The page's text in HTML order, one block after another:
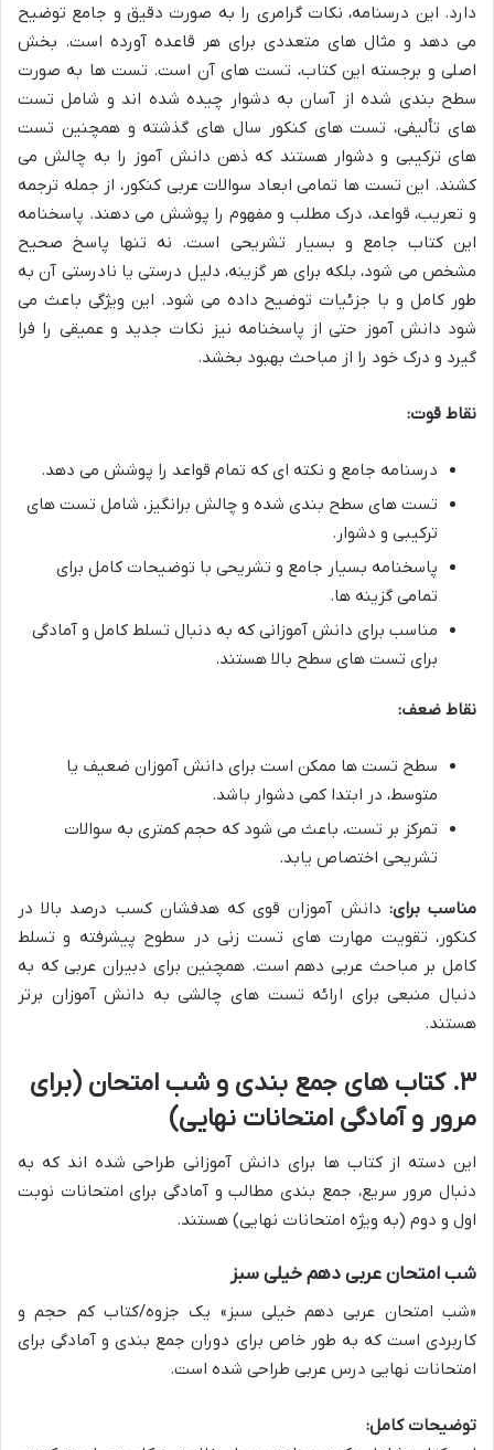
دارد. این درسنامه، نکات گرامری را به صورت دقیق و جامع توضیح
می دهد و مثال های متعددی برای هر قاعده آورده است. بخش
اصلی و برجسته این کتاب، تست های آن است. تست ها به صورت
سطح بندی شده از آسان به دشوار چیده شده اند و شامل تست
های تألیفی، تست های کنکور سال های گذشته و همچنین تست
های ترکیبی و دشوار هستند که ذهن دانش آموز را به چالش می
کشند. این تست ها تمامی ابعاد سوالات عربی کنکور، از جمله ترجمه
و تعریب، قواعد، درک مطلب و مفهوم را پوشش می دهند. پاسخنامه
این کتاب جامع و بسیار تشریحی است. نه تنها پاسخ صحیح
مشخص می شود، بلکه برای هر گزینه، دلیل درستی یا نادرستی آن به
طور کامل و با جزئیات توضیح داده می شود. این ویژگی باعث می
شود دانش آموز حتی از پاسخنامه نیز نکات جدید و عمیقی را فرا
گیرد و درک خود را از مباحث بهبود بخشد.
نقاط قوت:
درسنامه جامع و نکته ای که تمام قواعد را پوشش می دهد.
تست های سطح بندی شده و چالش برانگیز، شامل تست های
ترکیبی و دشوار.
پاسخنامه بسیار جامع و تشریحی با توضیحات کامل برای
تمامی گزینه ها.
مناسب برای دانش آموزانی که به دنبال تسلط کامل و آمادگی
برای تست های سطح بالا هستند.
نقاط ضعف:
سطح تست ها ممکن است برای دانش آموزان ضعیف یا
متوسط، در ابتدا کمی دشوار باشد.
تمرکز بر تست، باعث می شود که حجم کمتری به سوالات
تشریحی اختصاص یابد.
مناسب برای: دانش آموزان قوی که هدفشان کسب درصد بالا در
کنکور، تقویت مهارت های تست زنی در سطوح پیشرفته و تسلط
کامل بر مباحث عربی دهم است. همچنین برای دبیران عربی که به
دنبال منبعی برای ارائه تست های چالشی به دانش آموزان برتر
هستند.
۳. کتاب های جمع بندی و شب امتحان (برای
مرور و آمادگی امتحانات نهایی)
این دسته از کتاب ها برای دانش آموزانی طراحی شده اند که به
دنبال مرور سریع، جمع بندی مطالب و آمادگی برای امتحانات نوبت
اول و دوم (به ویژه امتحانات نهایی) هستند.
شب امتحان عربی دهم خیلی سبز
«شب امتحان عربی دهم خیلی سبز» یک جزوه/کتاب کم حجم و
کاربردی است که به طور خاص برای دوران جمع بندی و آمادگی برای
امتحانات نهایی درس عربی طراحی شده است.
توضیحات کامل: